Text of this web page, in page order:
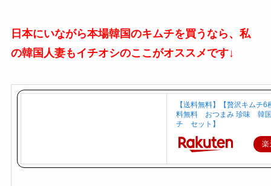
日本にいながら本場韓国のキムチを買うなら、私
の韓国人妻もイチオシのここがオススメです↓
【送料無料】【贅沢キムチ
料無料 おつまみ 珍味 韓
チ セット】
楽